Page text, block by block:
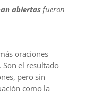
abiertasfueron
oraciones
Son el resultado
pero sin
como la